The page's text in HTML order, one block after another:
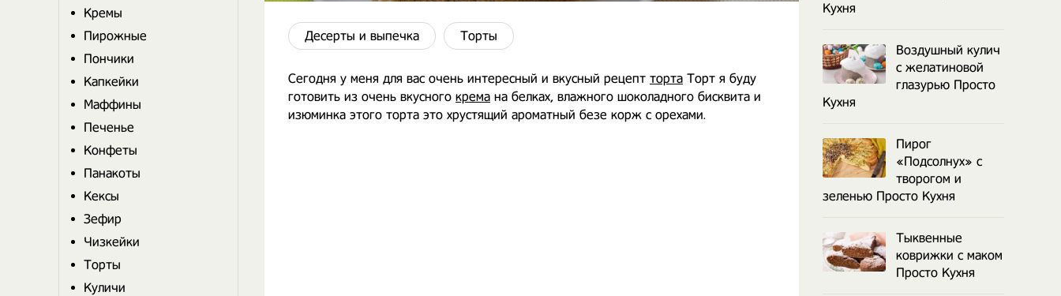
Десерты и выпечка Торты
Сегодня у меня для вас очень интересный и вкусный рецепт торта Торт я буду
готовить из очень вкусного крема на белках, влажного шоколадного бисквита и
изюминка этого торта это хрустящий ароматный безе корж с орехами.
Кремы
Пирожные
Пончики
Капкейки
Маффины
Печенье
Конфеты
Панакоты
Кексы
Зефир
Чизкейки
Торты
Куличи
Кухня
Воздушный кулич
с желатиновой
глазурью Просто
Кухня
Пирог
«Подсолнух» с
творогом и
зеленью Просто Кухня
Тыквенные
коврижки с маком
Просто Кухня